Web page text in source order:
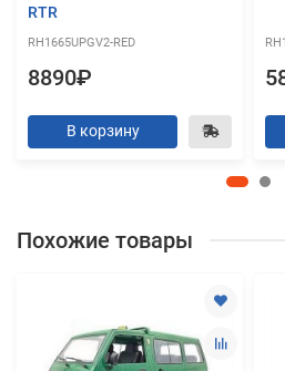
RTR
RH1665UPGV2-RED
8890₽
В корзину
Похожие товары